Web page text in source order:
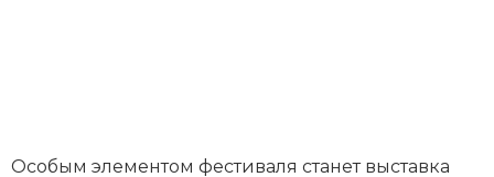
Особым элементом фестиваля станет выставка